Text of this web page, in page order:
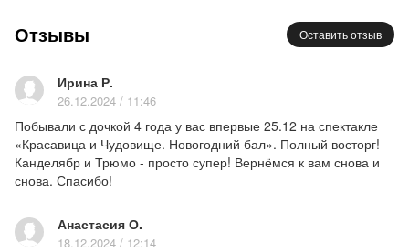
для юных зрителей в новогодние праздники!
спектаклем. Фотосессия с полюбившимися
героями после представления, и конечно же -
сюрприз!!!
Подарок каждому ребёнку, пришедшему к нам
Новогодние праздники в театре «Легенда» -
это всегда незабываемые эмоции.
Отзывы Оставить отзыв
Ирина Р.
26.12.2024 / 11:46
Побывали с дочкой 4 года у вас впервые 25.12 на спектакле
«Красавица и Чудовище. Новогодний бал». Полный восторг!
Канделябр и Трюмо - просто супер! Вернёмся к вам снова и
снова. Спасибо!
Анастасия О.
18.12.2024 / 12:14